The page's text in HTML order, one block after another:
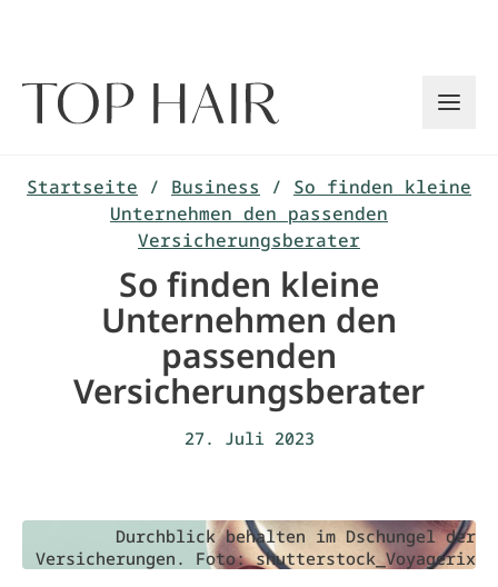
Startseite / Business / So finden kleine
Unternehmen den passenden
Versicherungsberater
So finden kleine
Unternehmen den
passenden
Versicherungsberater
27. Juli 2023
Durchblick behalten im Dschungel der
Versicherungen. Foto: shutterstock_Voyagerix